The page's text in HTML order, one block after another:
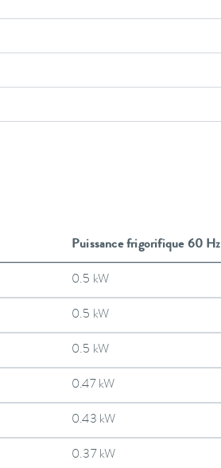
Puissance frigorifique 60 Hz
0.5 kW
0.5 kW
0.5 kW
0.47 kW
0.43 kW
0.37 kW